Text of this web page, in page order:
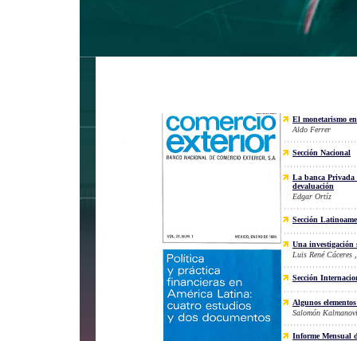
El monetarismo
Aldo Ferrer
Sección Nacional
La banca Privada
devaluación
Edgar Ortíz
Sección
Una investigación
Luis René
Sección
Algunos
Salomón
Informe Mensual